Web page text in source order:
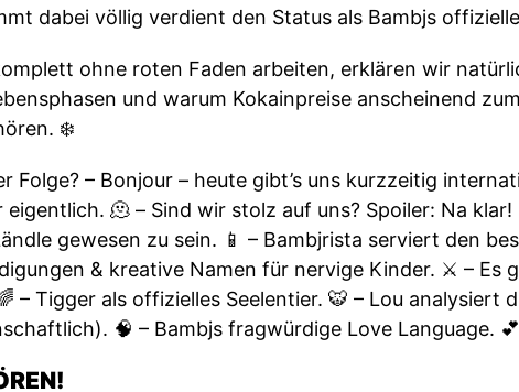
dabei völlig verdient den Status als Bambjs
ohne roten Faden arbeiten, erklären wir
und warum Kokainpreise anscheinend
❄️
Folge? – Bonjour – heute gibt’s uns kurzzeitig
🫠 – Sind wir stolz auf uns? Spoiler: Na
gewesen zu sein. 📱 – Bambjrista serviert den
& kreative Namen für nervige Kinder. ⚔️ – Es
– Tigger als offizielles Seelentier. 🐯 – Lou analysiert
🧠 – Bambjs fragwürdige Love Language. 💕